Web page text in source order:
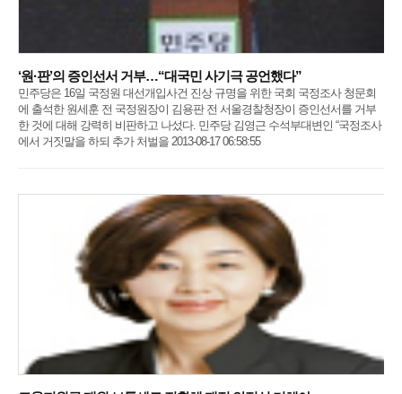
‘원·판’의 증인선서 거부…“대국민 사기극 공언했다”
민주당은 16일 국정원 대선개입사건 진상 규명을 위한 국회 국정조사 청문회
에 출석한 원세훈 전 국정원장이 김용판 전 서울경찰청장이 증인선서를 거부
한 것에 대해 강력히 비판하고 나섰다. 민주당 김영근 수석부대변인 “국정조사
에서 거짓말을 하되 추가 처벌을 2013-08-17 06:58:55